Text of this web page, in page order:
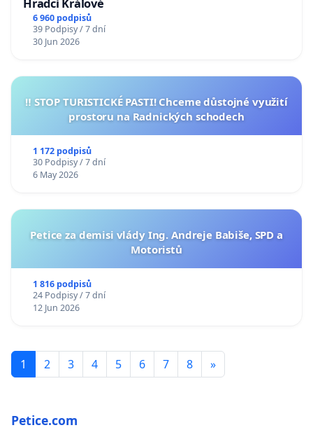
Hradci Králové
6 960 podpisů
39 Podpisy / 7 dní
30 Jun 2026
‼️ STOP TURISTICKÉ PASTI! Chceme důstojné využití
prostoru na Radnických schodech
1 172 podpisů
30 Podpisy / 7 dní
6 May 2026
Petice za demisi vlády Ing. Andreje Babiše, SPD a
Motoristů
1 816 podpisů
24 Podpisy / 7 dní
12 Jun 2026
1 2 3 4 5 6 7 8 »
Petice.com